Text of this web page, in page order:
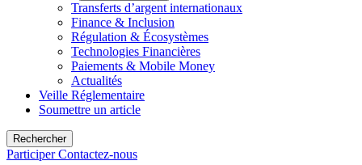
Transferts d’argent internationaux
Finance & Inclusion
Régulation & Écosystèmes
Technologies Financières
Paiements & Mobile Money
Actualités
Veille Réglementaire
Soumettre un article
Rechercher
ParticiperContactez-nous